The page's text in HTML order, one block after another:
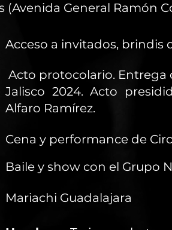
General Ramón
Acceso a invitados,
Acto protocolario. Entrega
Jalisco 2024. Acto
Alfaro Ramírez.
Cena y performance de
Baile y show con el Grupo
Mariachi Guadalajara